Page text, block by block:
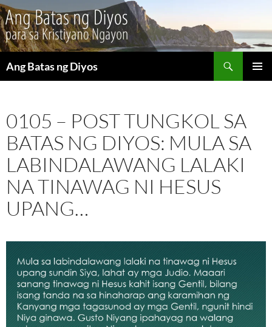
Ang Batas ng Diyos
0105 – POST TUNGKOL SA
BATAS NG DIYOS: MULA SA
LABINDALAWANG LALAKI
NA TINAWAG NI HESUS
UPANG…